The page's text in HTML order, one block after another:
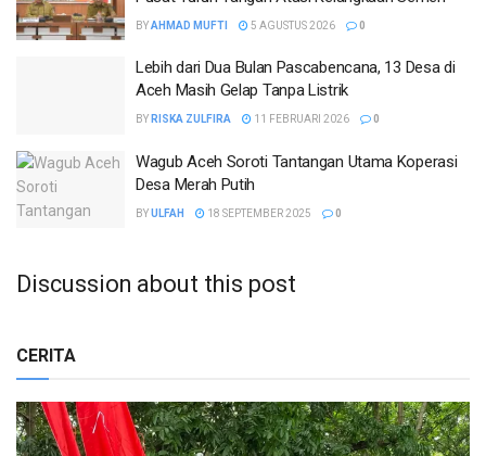
BYAHMAD MUFTI 5 AGUSTUS 2026 0
Lebih dari Dua Bulan Pascabencana, 13 Desa di
Aceh Masih Gelap Tanpa Listrik
BY RISKA ZULFIRA 11 FEBRUARI 2026 0
Wagub Aceh Soroti Tantangan Utama Koperasi
Desa Merah Putih
BYULFAH 18 SEPTEMBER 2025 0
Discussion about this post
CERITA